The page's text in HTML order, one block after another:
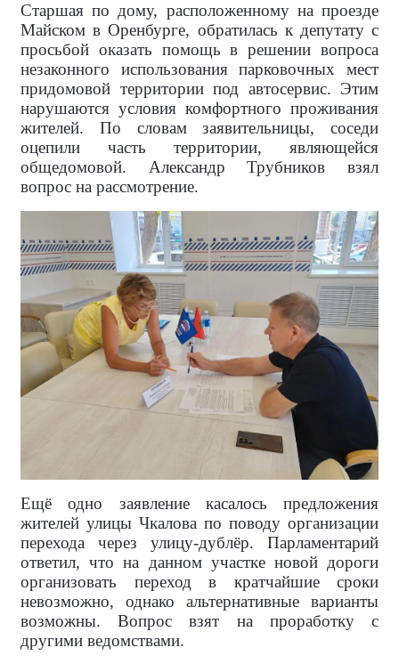
Старшая по дому, расположенному на проезде
Майском в Оренбурге, обратилась к депутату с
просьбой оказать помощь в решении вопроса
незаконного использования парковочных мест
придомовой территории под автосервис. Этим
нарушаются условия комфортного проживания
жителей. По словам заявительницы, соседи
оцепили часть территории, являющейся
общедомовой. Александр Трубников взял
вопрос на рассмотрение.
Ещё одно заявление касалось предложения
жителей улицы Чкалова по поводу организации
перехода через улицу-дублёр. Парламентарий
ответил, что на данном участке новой дороги
организовать переход в кратчайшие сроки
невозможно, однако альтернативные варианты
возможны. Вопрос взят на проработку с
другими ведомствами.